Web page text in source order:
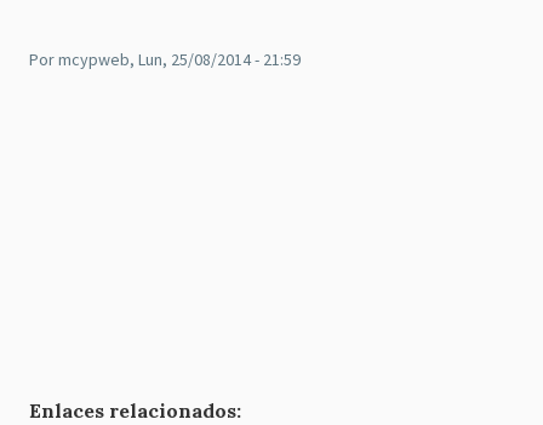
Pormcypweb, Lun, 25/08/2014 - 21:59
Enlaces relacionados: